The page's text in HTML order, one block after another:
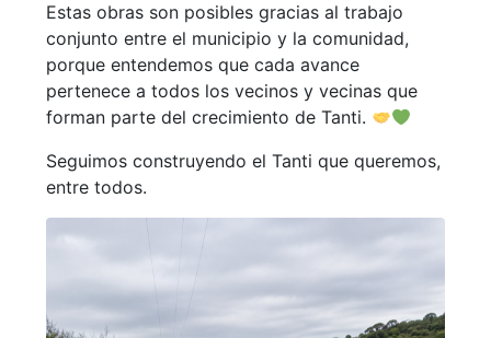
Estas obras son posibles gracias al trabajo
conjunto entre el municipio y la comunidad,
porque entendemos que cada avance
pertenece a todos los vecinos y vecinas que
forman parte del crecimiento de Tanti.
Seguimos construyendo el Tanti que queremos,
entre todos.